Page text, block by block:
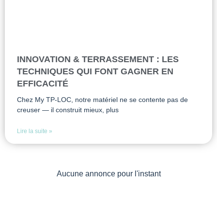
INNOVATION & TERRASSEMENT : LES
TECHNIQUES QUI FONT GAGNER EN
EFFICACITÉ
Chez My TP-LOC, notre matériel ne se contente pas de
creuser — il construit mieux, plus
Lire la suite »
Aucune annonce pour l'instant